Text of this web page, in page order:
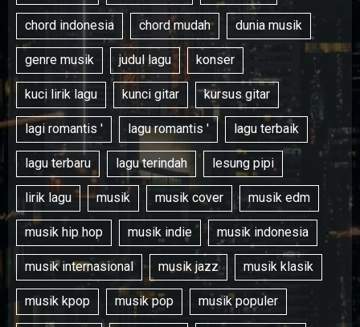
chord indonesia chord mudah dunia musik
genre musik judul lagu konser
kuci lirik lagu kunci gitar kursus gitar
lagi romantis ' lagu romantis ' lagu terbaik
lagu terbaru lagu terindah lesung pipi
lirik lagu musik musik cover musik edm
musik hip hop musik indie musik indonesia
musik internasional musik jazz musik klasik
musik kpop musik pop musik populer